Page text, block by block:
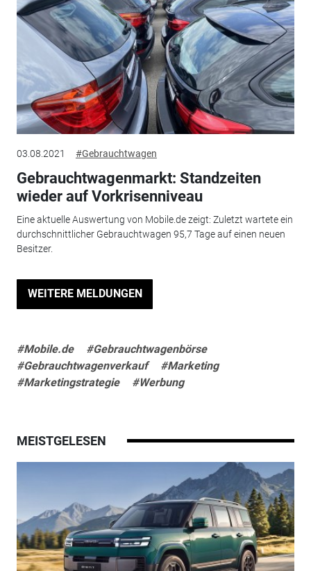
03.08.2021 #Gebrauchtwagen
Gebrauchtwagenmarkt: Standzeiten
wieder auf Vorkrisenniveau
Eine aktuelle Auswertung von Mobile.de zeigt: Zuletzt wartete ein
durchschnittlicher Gebrauchtwagen 95,7 Tage auf einen neuen
Besitzer.
WEITERE MELDUNGEN
#Mobile.de
#Gebrauchtwagenbörse
#Gebrauchtwagenverkauf
#Marketing
#Marketingstrategie
#Werbung
MEISTGELESEN